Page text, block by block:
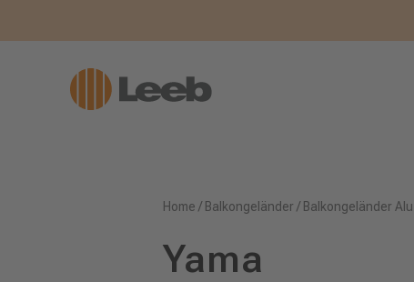
Home / Balkongeländer / Balkongeländer Alu
Yama